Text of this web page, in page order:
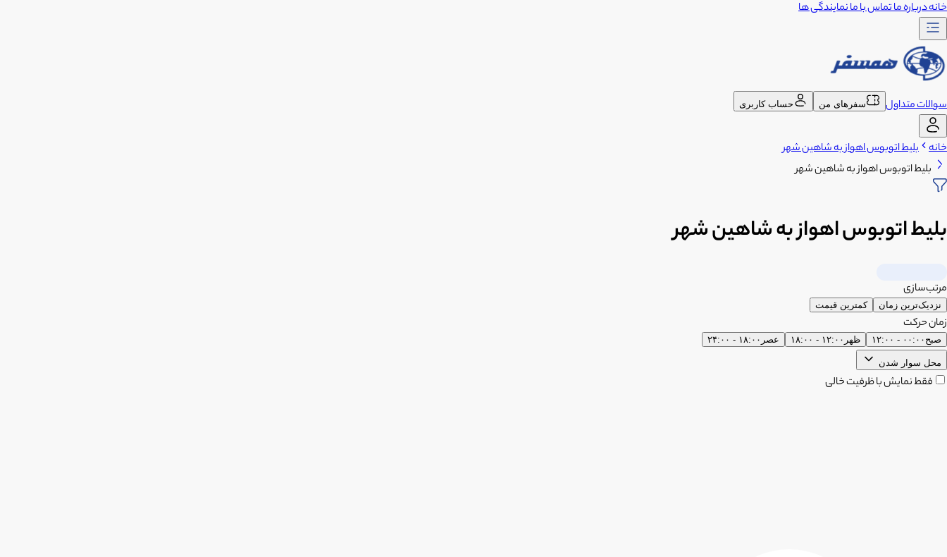
خانهدرباره ماتماس با مانمایندگی ها
سوالات متداول سفرهای من حساب کاربری
خانه بلیط اتوبوس اهواز به شاهین شهر
بلیط اتوبوس اهواز به شاهین شهر
بلیط اتوبوس اهواز به شاهین شهر
مرتب‌سازی
نزدیک‌ترین زمان کمترین قیمت
زمان حرکت
صبح ۰۰:۰۰ - ۱۲:۰۰ ظهر ۱۲:۰۰ - ۱۸:۰۰ عصر ۱۸:۰۰ - ۲۴:۰۰
محل سوار شدن
فقط نمایش با ظرفیت خالی